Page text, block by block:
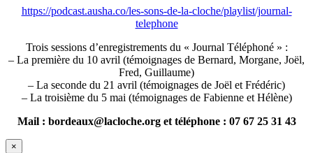
https://podcast.ausha.co/les-sons-de-la-cloche/playlist/journal-
telephone
Trois sessions d’enregistrements du « Journal Téléphoné » :
– La première du 10 avril (témoignages de Bernard, Morgane, Joël,
Fred, Guillaume)
– La seconde du 21 avril (témoignages de Joël et Frédéric)
– La troisième du 5 mai (témoignages de Fabienne et Hélène)
Mail : bordeaux@lacloche.org et téléphone : 07 67 25 31 43
×